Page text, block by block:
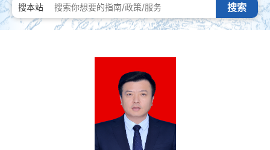
搜本站 搜索